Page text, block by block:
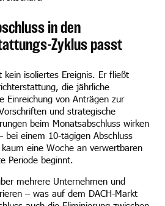
in den
Zyklus passt
kein isoliertes Ereignis. Er fließt
die jährliche
Einreichung von Anträgen zur
und strategische
beim Monatsabschluss wirken
bei einem 10-tägigen Abschluss
eine Woche an verwertbaren
Periode beginnt.
mehrere Unternehmen und
– was auf dem DACH-Markt